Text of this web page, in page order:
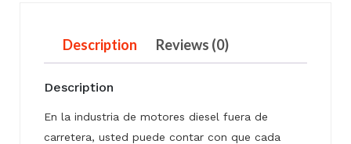
Description Reviews (0)
Description
En la industria de motores diesel fuera de
carretera, usted puede contar con que cada